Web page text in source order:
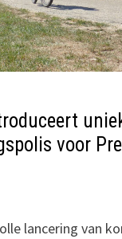
voor
lancering van